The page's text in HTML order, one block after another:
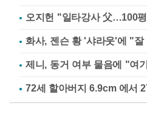
오지헌 "일타강사 父…100
화사, 젠슨 황 '샤라웃'에 "
제니, 동거 여부 물음에 "여